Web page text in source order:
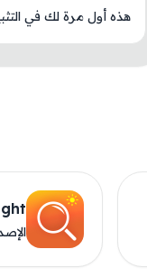
هذه أول مرة لك في
الإصدار